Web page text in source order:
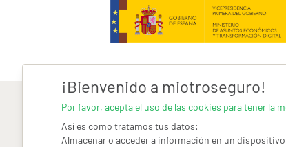
¡Bienvenido a miotroseguro!
Por favor, acepta el uso de las cookies para tener la
Así es como tratamos tus datos:
Almacenar o acceder a información en un